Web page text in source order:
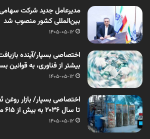
مدیرعامل جدید شرکت
بین‌المللی کشور منصوب شد
1405-05-12
اختصاصی بسپار/آینده
بیشتر از فناوری، به قوانین
1405-05-12
اختصاصی بسپار/ بازار
تا سال ۲۰۳۶ به بیش از ۶۱۵ میلیون دلار می‌رسد
1405-05-12